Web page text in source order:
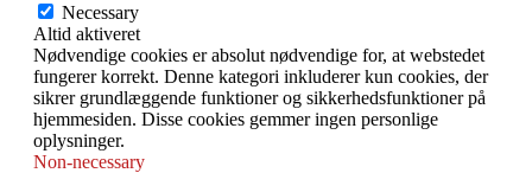
Necessary
Altid aktiveret
Nødvendige cookies er absolut nødvendige for, at webstedet
fungerer korrekt. Denne kategori inkluderer kun cookies, der
sikrer grundlæggende funktioner og sikkerhedsfunktioner på
hjemmesiden. Disse cookies gemmer ingen personlige
oplysninger.
Non-necessary